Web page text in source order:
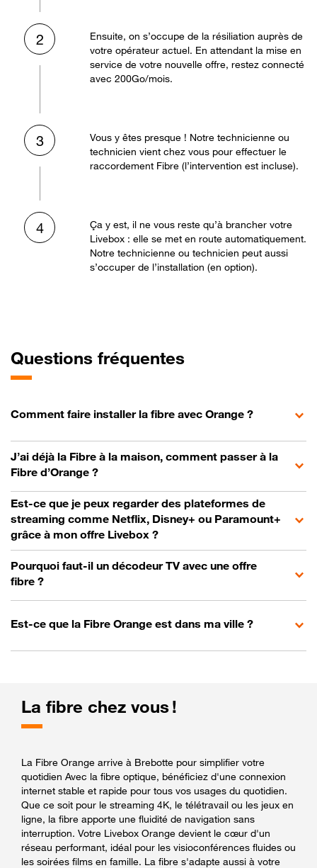
2
Ensuite, on s’occupe de la résiliation auprès de
votre opérateur actuel. En attendant la mise en
service de votre nouvelle offre, restez connecté
avec 200Go/mois.
3
Vous y êtes presque ! Notre technicienne ou
technicien vient chez vous pour effectuer le
raccordement Fibre (l’intervention est incluse).
4
Ça y est, il ne vous reste qu’à brancher votre
Livebox : elle se met en route automatiquement.
Notre technicienne ou technicien peut aussi
s’occuper de l’installation (en option).
Questions fréquentes
Comment faire installer la fibre avec Orange ?
J’ai déjà la Fibre à la maison, comment passer à la
Fibre d’Orange ?
Est-ce que je peux regarder des plateformes de
streaming comme Netflix, Disney+ ou Paramount+
grâce à mon offre Livebox ?
Pourquoi faut-il un décodeur TV avec une offre
fibre ?
Est-ce que la Fibre Orange est dans ma ville ?
La fibre chez vous !
La Fibre Orange arrive à Brebotte pour simplifier votre
quotidien Avec la fibre optique, bénéficiez d'une connexion
internet stable et rapide pour tous vos usages du quotidien.
Que ce soit pour le streaming 4K, le télétravail ou les jeux en
ligne, la fibre apporte une fluidité de navigation sans
interruption. Votre Livebox Orange devient le cœur d'un
réseau performant, idéal pour les visioconférences fluides ou
les soirées films en famille. La fibre s'adapte aussi à votre